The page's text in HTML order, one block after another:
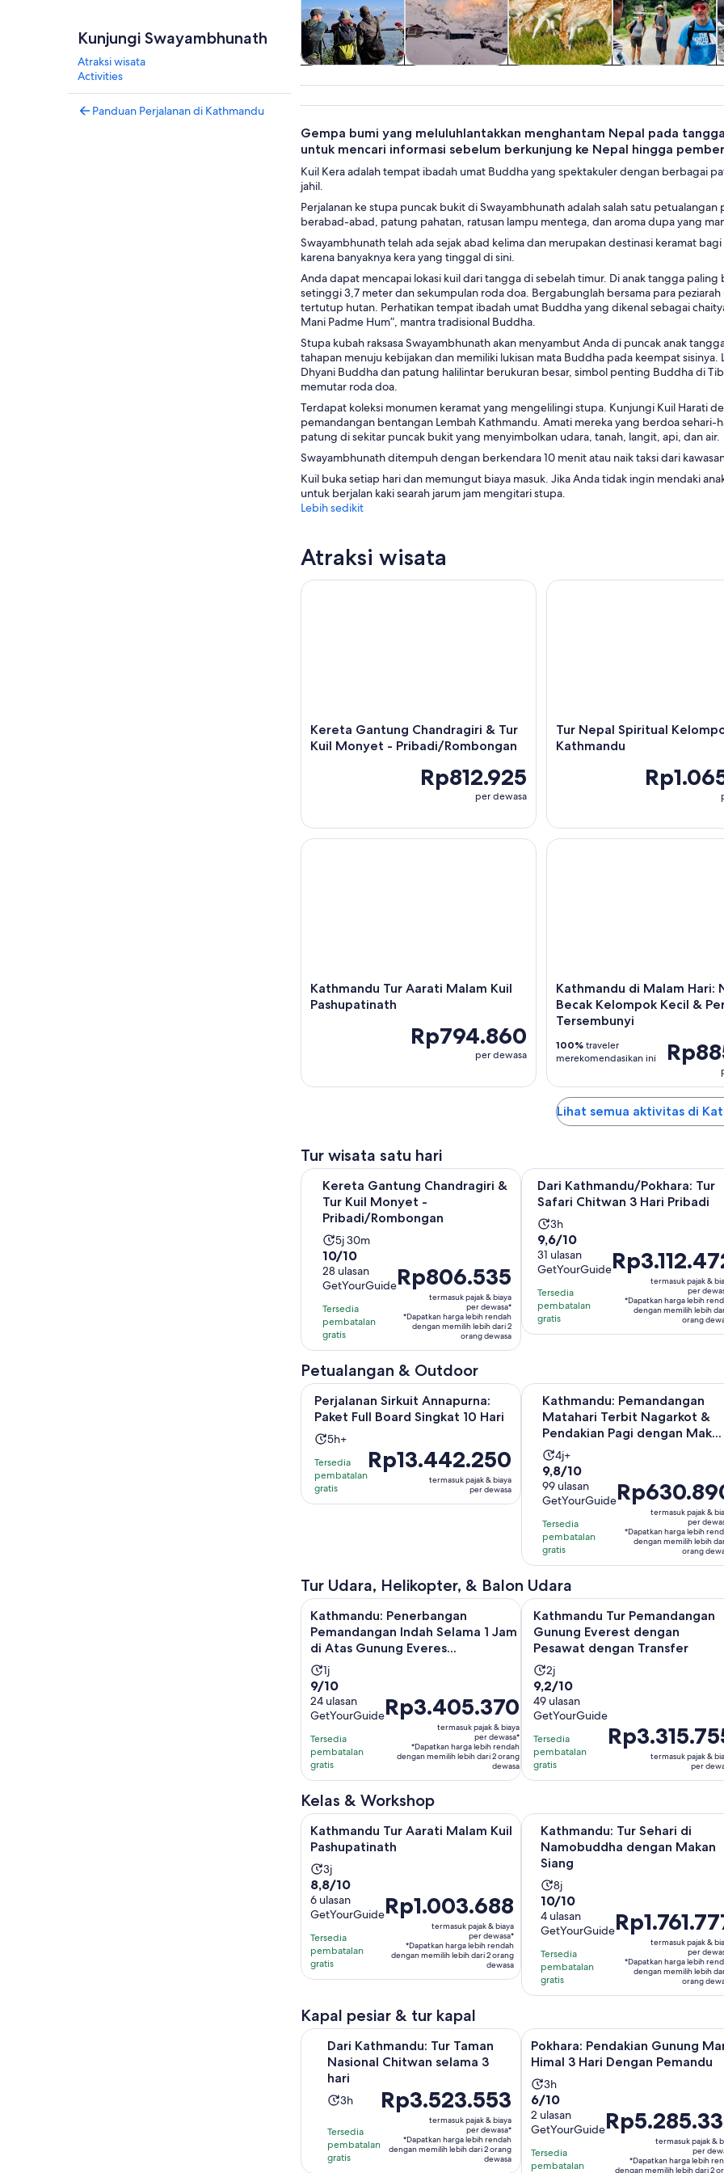
Kunjungi Swayambhunath
Atraksi wisata
Activities
Panduan Perjalanan di Kathmandu
hari
Khusus
Outdoor
Gempa bumi yang meluluhlantakkan menghantam Nepal pada
untuk mencari informasi sebelum berkunjung ke Nepal hingga
Kuil Kera adalah tempat ibadah umat Buddha yang spektakuler dengan berbagai
jahil.
Perjalanan ke stupa puncak bukit di Swayambhunath adalah salah satu
berabad-abad, patung pahatan, ratusan lampu mentega, dan aroma dupa yang
Swayambhunath telah ada sejak abad kelima dan merupakan destinasi keramat
karena banyaknya kera yang tinggal di sini.
Anda dapat mencapai lokasi kuil dari tangga di sebelah timur. Di anak tangga
setinggi 3,7 meter dan sekumpulan roda doa. Bergabunglah bersama para
tertutup hutan. Perhatikan tempat ibadah umat Buddha yang dikenal sebagai
Mani Padme Hum”, mantra tradisional Buddha.
Stupa kubah raksasa Swayambhunath akan menyambut Anda di puncak anak
tahapan menuju kebijakan dan memiliki lukisan mata Buddha pada keempat
Dhyani Buddha dan patung halilintar berukuran besar, simbol penting Buddha di
memutar roda doa.
Terdapat koleksi monumen keramat yang mengelilingi stupa. Kunjungi Kuil Harati
pemandangan bentangan Lembah Kathmandu. Amati mereka yang berdoa sehari-
patung di sekitar puncak bukit yang menyimbolkan udara, tanah, langit, api, dan air.
Swayambhunath ditempuh dengan berkendara 10 menit atau naik taksi dari
Kuil buka setiap hari dan memungut biaya masuk. Jika Anda tidak ingin mendaki
untuk berjalan kaki searah jarum jam mengitari stupa.
Lebih sedikit
Atraksi wisata
Kereta Gantung Chandragiri & Tur
Kuil Monyet - Pribadi/Rombongan
Rp812.925
per dewasa
Kereta Gantung Chandragiri & Tur Kuil Monyet - Pribadi/Rombongan
Tur Nepal Spiritual
Kathmandu
Tur Nepal Spiritual Kelompok
Kathmandu Tur Aarati Malam Kuil
Pashupatinath
Rp794.860
per dewasa
Kathmandu Tur Aarati Malam Kuil Pashupatinath
Kathmandu di Malam Hari:
Becak Kelompok Kecil &
Tersembunyi
100% traveler
merekomendasikan ini
Kathmandu di Malam Hari:
Lihat semua aktivitas di
Tur wisata satu hari
Kereta Gantung Chandragiri &
Tur Kuil Monyet -
Pribadi/Rombongan
Durasi
aktivitas
adalah
5
jam
30
menit
5j 30m
10.0
dari
10
dengan
28
ulasan
10/10
28 ulasan
GetYourGuide
Tersedia
pembatalan
gratis
Harga
Rp806.535
dewasa*
Rp806.535
termasuk pajak & biaya
per dewasa*
*Dapatkan harga lebih rendah
dengan memilih lebih dari 2
orang dewasa
Kereta Gantung Chandragiri & Tur Kuil Monyet - Pribadi/Rombongan
Dari Kathmandu/Pokhara: Tur
Safari Chitwan 3 Hari Pribadi
Durasi
aktivitas
adalah
3
hari
3h
9.6
dari
10
dengan
31
ulasan
9,6/10
31 ulasan
GetYourGuide
Tersedia
pembatalan
gratis
Harga
Rp3.112.472
dewasa*
termasuk pajak &
per
*Dapatkan harga lebih
dengan memilih lebih
orang
Dari Kathmandu/Pokhara: Tur
Petualangan & Outdoor
Perjalanan Sirkuit Annapurna:
Paket Full Board Singkat 10 Hari
Durasi
aktivitas
adalah
5
hari
5h+
Tersedia
pembatalan
gratis
Harga
Rp13.442.250
dewasa
Rp13.442.250
termasuk pajak & biaya
per dewasa
Perjalanan Sirkuit Annapurna: Paket Full Board Singkat 10 Hari Buka di
Kathmandu: Pemandangan
Matahari Terbit Nagarkot &
Pendakian Pagi dengan Mak...
Durasi
aktivitas
adalah
4
jam
4j+
9.8
dari
10
dengan
99
ulasan
9,8/10
99 ulasan
GetYourGuide
Tersedia
pembatalan
gratis
Harga
Rp630.890
dewasa*
termasuk pajak &
per
*Dapatkan harga lebih
dengan memilih lebih
orang
Kathmandu: Pemandangan
Tur Udara, Helikopter, & Balon Udara
Kathmandu: Penerbangan
Pemandangan Indah Selama 1 Jam
di Atas Gunung Everes...
Durasi
aktivitas
adalah
1
jam
1j
9.0
dari
10
dengan
24
ulasan
9/10
24 ulasan
GetYourGuide
Tersedia
pembatalan
gratis
Harga
Rp3.405.370
dewasa*
Rp3.405.370
termasuk pajak & biaya
per dewasa*
*Dapatkan harga lebih rendah
dengan memilih lebih dari 2 orang
dewasa
Kathmandu: Penerbangan Pemandangan Indah Selama 1 Jam di Atas
Kathmandu Tur Pemandangan
Gunung Everest dengan
Pesawat dengan Transfer
Durasi
aktivitas
adalah
2
jam
2j
9.2
dari
10
dengan
49
ulasan
9,2/10
49 ulasan
GetYourGuide
Tersedia
pembatalan
gratis
Harga
Rp3.315.755
dewasa
termasuk pajak &
per
Kathmandu Tur Pemandangan
Kelas & Workshop
Kathmandu Tur Aarati Malam Kuil
Pashupatinath
Durasi
aktivitas
adalah
3
jam
3j
8.8
dari
10
dengan
6
ulasan
8,8/10
6 ulasan
GetYourGuide
Tersedia
pembatalan
gratis
Harga
Rp1.003.688
dewasa*
Rp1.003.688
termasuk pajak & biaya
per dewasa*
*Dapatkan harga lebih rendah
dengan memilih lebih dari 2 orang
dewasa
Kathmandu Tur Aarati Malam Kuil Pashupatinath
Kathmandu: Tur Sehari di
Namobuddha dengan Makan
Siang
Durasi
aktivitas
adalah
8
jam
8j
10.0
dari
10
dengan
4
ulasan
10/10
4 ulasan
GetYourGuide
Tersedia
pembatalan
gratis
Harga
Rp1.761.777
dewasa*
termasuk pajak &
per
*Dapatkan harga lebih
dengan memilih lebih
orang
Kathmandu: Tur Sehari di
Kapal pesiar & tur kapal
Dari Kathmandu: Tur Taman
Nasional Chitwan selama 3
hari
Durasi
adalah
3
3h
Tersedia
pembatalan
gratis
Harga
Rp3.523.553
dewasa*
Rp3.523.553
termasuk pajak & biaya
per dewasa*
*Dapatkan harga lebih rendah
dengan memilih lebih dari 2 orang
dewasa
Dari Kathmandu: Tur Taman Nasional Chitwan selama 3 hari Buka di tab
Pokhara: Pendakian Gunung
Himal 3 Hari Dengan Pemandu
Durasi
aktivitas
adalah
3
hari
3h
6.0
dari
10
dengan
2
6/10
2 ulasan
GetYourGuide
Tersedia
pembatalan
Harga
Rp5.285.330
dewasa*
termasuk pajak &
per
*Dapatkan harga lebih
dengan memilih lebih dari 2
Pokhara: Pendakian Gunung